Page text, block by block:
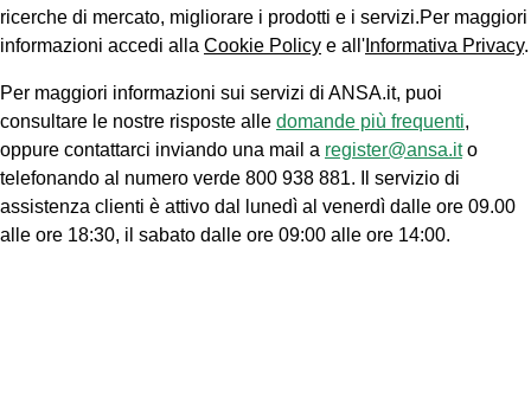
ricerche di mercato, migliorare i prodotti e i servizi.Per maggiori
informazioni accedi alla Cookie Policy e all' Informativa Privacy.
Per maggiori informazioni sui servizi di ANSA.it, puoi
consultare le nostre risposte alle domande più frequenti,
oppure contattarci inviando una mail a register@ansa.ito
telefonando al numero verde 800 938 881. Il servizio di
assistenza clienti è attivo dal lunedì al venerdì dalle ore 09.00
alle ore 18:30, il sabato dalle ore 09:00 alle ore 14:00.